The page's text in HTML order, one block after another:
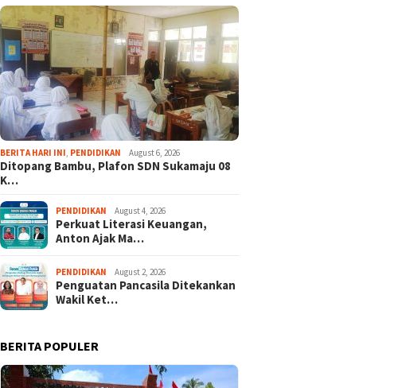
BERITA HARI INI PENDIDIKAN August 6, 2026
Ditopang Bambu, Plafon SDN Sukamaju 08
K…
PENDIDIKAN August 4, 2026
Perkuat Literasi Keuangan,
Anton Ajak Ma…
PENDIDIKAN August 2, 2026
Penguatan Pancasila Ditekankan
Wakil Ket…
BERITA POPULER